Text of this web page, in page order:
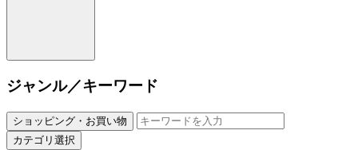
ジャンル／キーワード
ショッピング・お買い物
カテゴリ選択